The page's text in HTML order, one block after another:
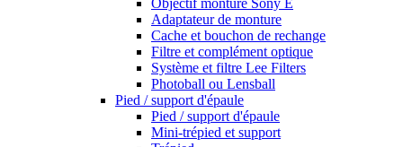
Objectif monture Sony E
Adaptateur de monture
Cache et bouchon de rechange
Filtre et complément optique
Système et filtre Lee Filters
Photoball ou Lensball
Pied / support d'épaule
Pied / support d'épaule
Mini-trépied et support